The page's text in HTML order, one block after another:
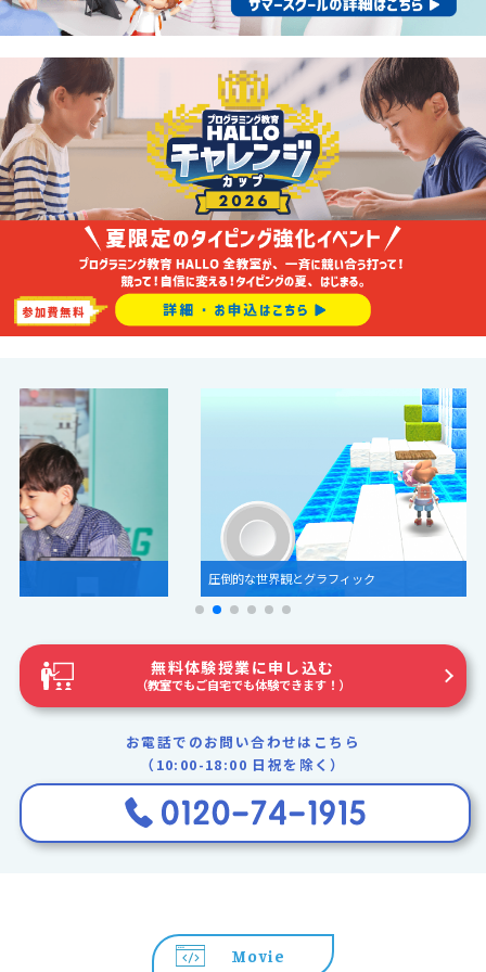
無料体験授業に申し込む
（教室でもご自宅でも体験できます！）
お電話でのお問い合わせはこちら
（10:00-18:00 日祝を除く）
Movie